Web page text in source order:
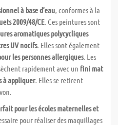
à base d’eau, conformes à la
2009/48/CE. Ces peintures sont
aromatiques polycycliques
UV nocifs. Elles sont également
les personnes allergiques. Les
rapidement avec un fini mat
à appliquer. Elles se retirent
pour les écoles maternelles et
pour réaliser des maquillages